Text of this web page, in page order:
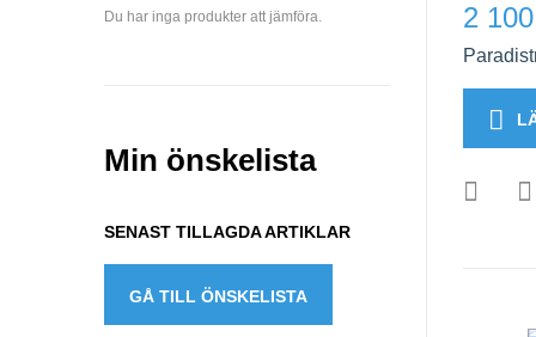
2
Du har inga produkter att jämföra.
Min önskelista
SENAST TILLAGDA ARTIKLAR
GÅ TILL ÖNSKELISTA